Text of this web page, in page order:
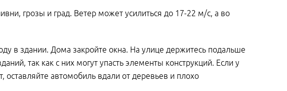
грозы и град. Ветер может усилиться до 17-22 м/с, а во
в здании. Дома закройте окна. На улице держитесь подальше
так как с них могут упасть элементы конструкций. Если у
оставляйте автомобиль вдали от деревьев и плохо